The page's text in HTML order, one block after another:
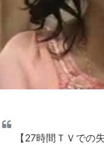
【27時間ＴＶでの